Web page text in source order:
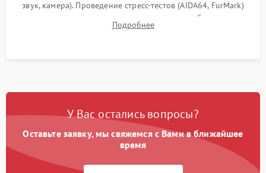
звук, камера). Проведение стресс-тестов (AIDA64, FurMark)
для контроля температурного режима и стабильности
системы под пиковой нагрузкой.
Подробнее
У Вас остались вопросы?
Оставьте заявку, мы свяжемся с Вами в ближайшее
время